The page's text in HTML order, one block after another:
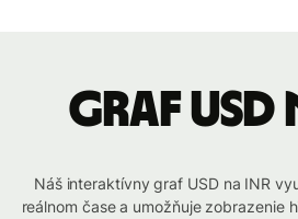
graf USD
Náš interaktívny graf USD na INR
reálnom čase a umožňuje zobrazenie